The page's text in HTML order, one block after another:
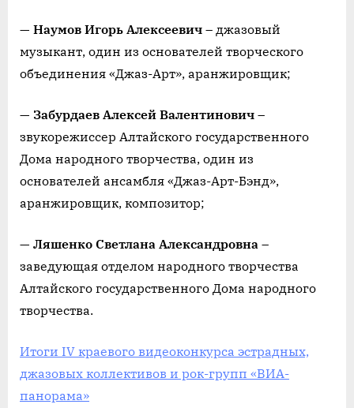
— Наумов Игорь Алексеевич – джазовый
музыкант, один из основателей творческого
объединения «Джаз-Арт», аранжировщик;
— Забурдаев Алексей Валентинович –
звукорежиссер Алтайского государственного
Дома народного творчества, один из
основателей ансамбля «Джаз-Арт-Бэнд»,
аранжировщик, композитор;
— Ляшенко Светлана Александровна –
заведующая отделом народного творчества
Алтайского государственного Дома народного
творчества.
Итоги IV краевого видеоконкурса эстрадных,
джазовых коллективов и рок-групп «ВИА-
панорама»